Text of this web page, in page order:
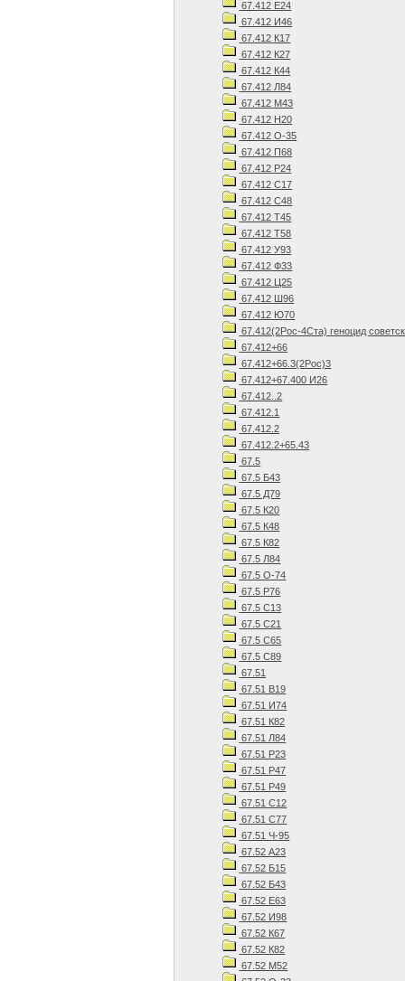
67.412 Е24
67.412 И46
67.412 К17
67.412 К27
67.412 К44
67.412 Л84
67.412 М43
67.412 Н20
67.412 О-35
67.412 П68
67.412 Р24
67.412 С17
67.412 С48
67.412 Т45
67.412 Т58
67.412 У93
67.412 Ф33
67.412 Ц25
67.412 Ш96
67.412 Ю70
67.412(2Рос-4Ста) геноцид
67.412+66
67.412+66.3(2Рос)3
67.412+67.400 И26
67.412..2
67.412.1
67.412.2
67.412.2+65.43
67.5
67.5 Б43
67.5 Д79
67.5 К20
67.5 К48
67.5 К82
67.5 Л84
67.5 О-74
67.5 Р76
67.5 С13
67.5 С21
67.5 С65
67.5 С89
67.51
67.51 В19
67.51 И74
67.51 К82
67.51 Л84
67.51 Р23
67.51 Р47
67.51 Р49
67.51 С12
67.51 С77
67.51 Ч-95
67.52 А23
67.52 Б15
67.52 Б43
67.52 Е63
67.52 И98
67.52 К67
67.52 К82
67.52 М52